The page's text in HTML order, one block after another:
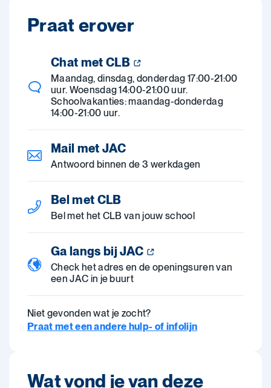
Praat erover
Chat met CLB
Maandag, dinsdag, donderdag 17:00-21:00
uur. Woensdag 14:00-21:00 uur.
Schoolvakanties: maandag-donderdag
14:00-21:00 uur.
Mail met JAC
Antwoord binnen de 3 werkdagen
Bel met CLB
Bel met het CLB van jouw school
Ga langs bij JAC
Check het adres en de openingsuren van
een JAC in je buurt
Niet gevonden wat je zocht?
Praat met een andere hulp- of infolijn
Wat vond je van deze